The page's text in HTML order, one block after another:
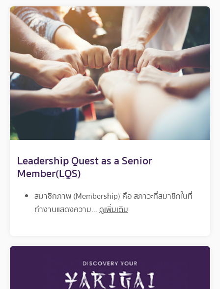
Leadership Quest as a Senior
Member(LQS)
สมาชิกภาพ (Membership) คือ สภาวะที่สมาชิกในที่
ทำงานแสดงความ…ดูเพิ่มเติม